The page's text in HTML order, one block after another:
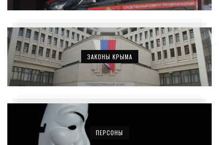
ЗАКОНЫ КРЫМА
ПЕРСОНЫ